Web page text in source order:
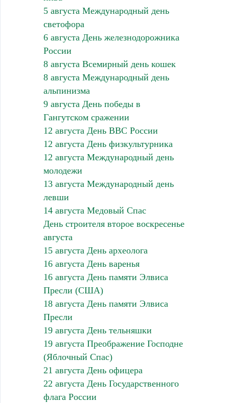
5 августа Международный день
светофора
6 августа День железнодорожника
России
8 августа Всемирный день кошек
8 августа Международный день
альпинизма
9 августа День победы в
Гангутском сражении
12 августа День ВВС России
12 августа День физкультурника
12 августа Международный день
молодежи
13 августа Международный день
левши
14 августа Медовый Спас
День строителя второе воскресенье
августа
15 августа День археолога
16 августа День варенья
16 августа День памяти Элвиса
Пресли (США)
18 августа День памяти Элвиса
Пресли
19 августа День тельняшки
19 августа Преображение Господне
(Яблочный Спас)
21 августа День офицера
22 августа День Государственного
флага России